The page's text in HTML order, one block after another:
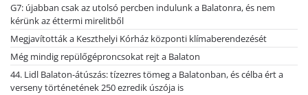
G7: újabban csak az utolsó percben indulunk a Balatonra, és nem
kérünk az éttermi mirelitből
Megjavították a Keszthelyi Kórház központi klímaberendezését
Még mindig repülőgéproncsokat rejt a Balaton
44. Lidl Balaton-átúszás: tízezres tömeg a Balatonban, és célba ért a
verseny történetének 250 ezredik úszója is